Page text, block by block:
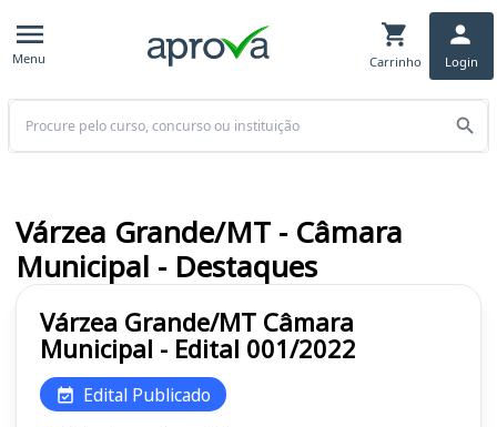
Menu Carrinho Login
Buscar
Várzea Grande/MT Câmara
Municipal - Edital 001/2022
Edital Publicado
Várzea Grande/MT - Câmara
Municipal - Destaques